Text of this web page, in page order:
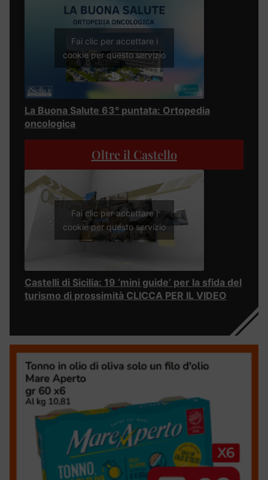
Fai clic per accettare i
cookie per questo servizio
La Buona Salute 63° puntata: Ortopedia
oncologica
Oltre il Castello
Fai clic per accettare i
cookie per questo servizio
Castelli di Sicilia: 19 ‘mini guide’ per la sfida del
turismo di prossimità CLICCA PER IL VIDEO